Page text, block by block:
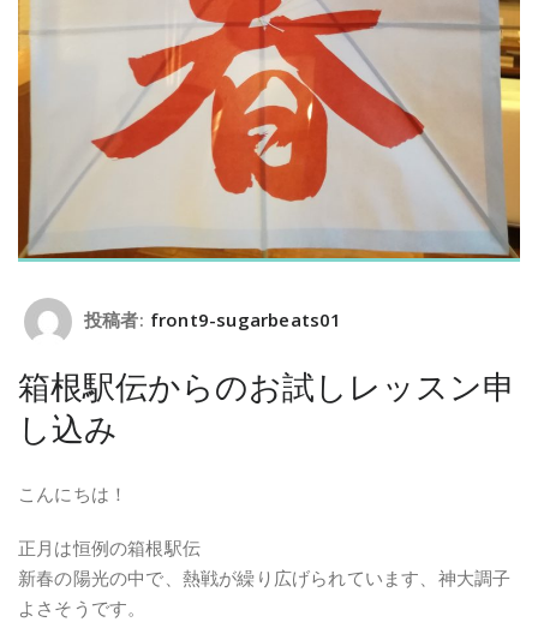
投稿者: front9-sugarbeats01
箱根駅伝からのお試しレッスン申
し込み
こんにちは！
正月は恒例の箱根駅伝
新春の陽光の中で、熱戦が繰り広げられています、神大調子
よさそうです。